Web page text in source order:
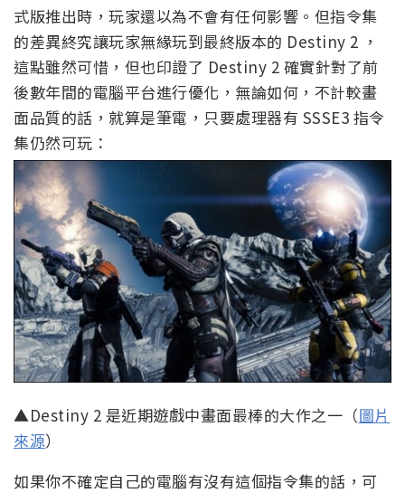
式版推出時，玩家還以為不會有任何影響。但指令集
的差異終究讓玩家無緣玩到最終版本的 Destiny 2 ，
這點雖然可惜，但也印證了 Destiny 2 確實針對了前
後數年間的電腦平台進行優化，無論如何，不計較畫
面品質的話，就算是筆電，只要處理器有 SSSE3 指令
集仍然可玩：
▲Destiny 2 是近期遊戲中畫面最棒的大作之一（圖片
來源）
如果你不確定自己的電腦有沒有這個指令集的話，可